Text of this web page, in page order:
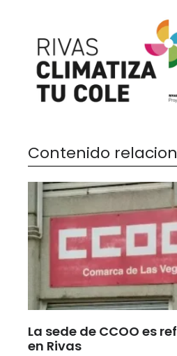
Contenido
La sede de CCOO es
en Rivas